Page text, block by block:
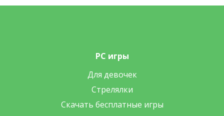
PC игры
Для девочек
Стрелялки
Скачать бесплатные игры